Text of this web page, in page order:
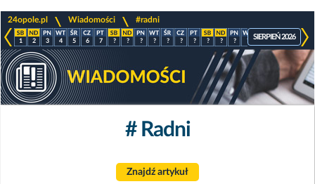
24opole.pl Wiadomości #radni
1 2 3 4 5 6 7 ? ? ? ? ? ? ? ? ? ? ? ? ? ?
SIERPIEŃ 2026
# Radni
Znajdź artykuł